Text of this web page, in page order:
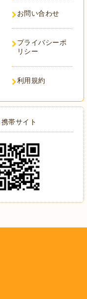
お問い合わせ
プライバシーポ
リシー
利用規約
携帯サイト